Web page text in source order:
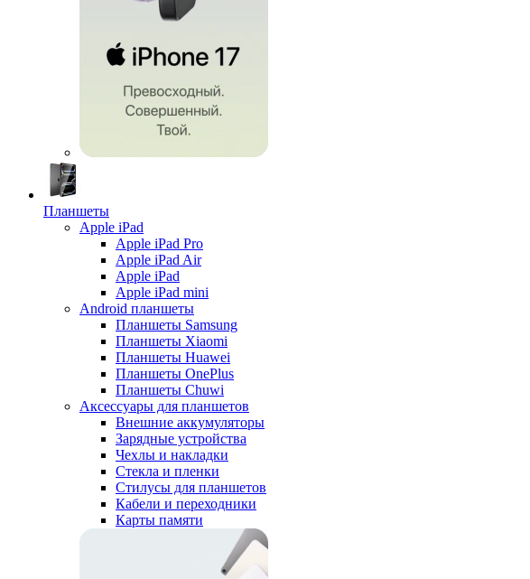
Планшеты
Apple iPad
Apple iPad Pro
Apple iPad Air
Apple iPad
Apple iPad mini
Android планшеты
Планшеты Samsung
Планшеты Xiaomi
Планшеты Huawei
Планшеты OnePlus
Планшеты Chuwi
Аксессуары для планшетов
Внешние аккумуляторы
Зарядные устройства
Чехлы и накладки
Стекла и пленки
Стилусы для планшетов
Кабели и переходники
Карты памяти